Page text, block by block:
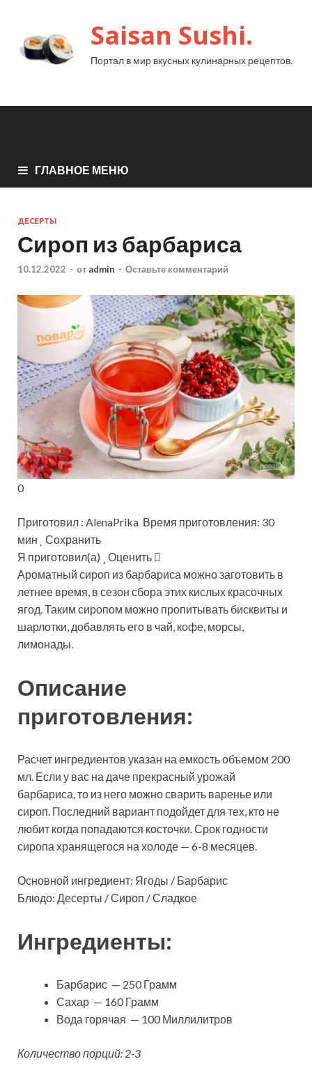
Saisan Sushi.
Портал в мир вкусных кулинарных рецептов.
ГЛАВНОЕ МЕНЮ
ДЕСЕРТЫ
Сироп из барбариса
10.12.2022 - от admin - Оставьте комментарий
0
Приготовил : AlenaPrika Время приготовления: 30
мин
Сохранить
Я приготовил(а)
Оценить
Ароматный сироп из барбариса можно заготовить в
летнее время, в сезон сбора этих кислых красочных
ягод. Таким сиропом можно пропитывать бисквиты и
шарлотки, добавлять его в чай, кофе, морсы,
лимонады.
Описание
приготовления:
Расчет ингредиентов указан на емкость объемом 200
мл. Если у вас на даче прекрасный урожай
барбариса, то из него можно сварить варенье или
сироп. Последний вариант подойдет для тех, кто не
любит когда попадаются косточки. Срок годности
сиропа хранящегося на холоде — 6-8 месяцев.
Основной ингредиент: Ягоды / Барбарис
Блюдо: Десерты / Сироп / Сладкое
Ингредиенты:
Барбарис — 250 Грамм
Сахар — 160 Грамм
Вода горячая — 100 Миллилитров
Количество порций: 2-3